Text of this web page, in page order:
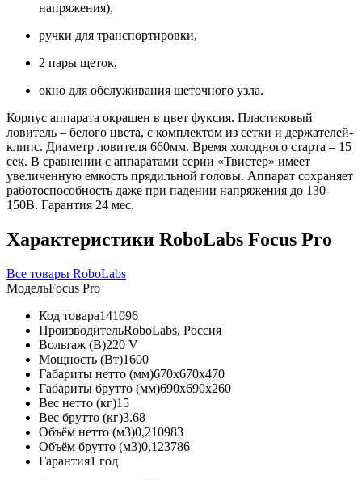
напряжения),
ручки для транспортировки,
2 пары щеток,
окно для обслуживания щеточного узла.
Корпус аппарата окрашен в цвет фуксия. Пластиковый
ловитель – белого цвета, с комплектом из сетки и держателей-
клипс. Диаметр ловителя 660мм. Время холодного старта – 15
сек. В сравнении с аппаратами серии «Твистер» имеет
увеличенную емкость прядильной головы. Аппарат сохраняет
работоспособность даже при падении напряжения до 130-
150В. Гарантия 24 мес.
Характеристики RoboLabs Focus Pro
Все товары RoboLabs
МодельFocus Pro
Код товара141096
ПроизводительRoboLabs, Россия
Вольтаж (В)220 V
Мощность (Вт)1600
Габариты нетто (мм)670x670x470
Габариты брутто (мм)690x690x260
Вес нетто (кг)15
Вес брутто (кг)3.68
Объём нетто (м3)0,210983
Объём брутто (м3)0,123786
Гарантия1 год